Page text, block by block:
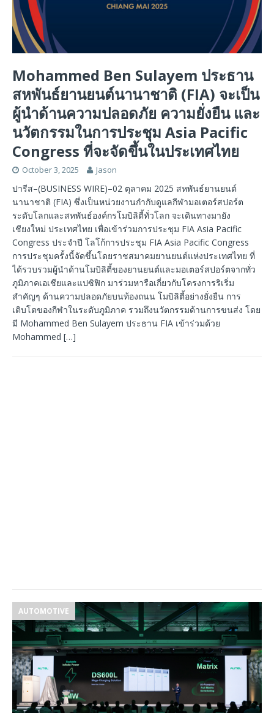
Mohammed Ben Sulayem ประธาน
สหพันธ์ยานยนต์นานาชาติ (FIA) จะเป็น
ผู้นำด้านความปลอดภัย ความยั่งยืน และ
นวัตกรรมในการประชุม Asia Pacific
Congress ที่จะจัดขึ้นในประเทศไทย
October 3, 2025 Jason
ปารีส–(BUSINESS WIRE)–02 ตุลาคม 2025 สหพันธ์ยานยนต์
นานาชาติ (FIA) ซึ่งเป็นหน่วยงานกำกับดูแลกีฬามอเตอร์สปอร์ต
ระดับโลกและสหพันธ์องค์กรโมบิลิตี้ทั่วโลก จะเดินทางมายัง
เชียงใหม่ ประเทศไทย เพื่อเข้าร่วมการประชุม FIA Asia Pacific
Congress ประจำปี โลโก้การประชุม FIA Asia Pacific Congress
การประชุมครั้งนี้จัดขึ้นโดยราชสมาคมยานยนต์แห่งประเทศไทย ที่
ได้รวบรวมผู้นำด้านโมบิลิตี้ของยานยนต์และมอเตอร์สปอร์ตจากทั่ว
ภูมิภาคเอเชียและแปซิฟิก มาร่วมหารือเกี่ยวกับโครงการริเริ่ม
สำคัญๆ ด้านความปลอดภัยบนท้องถนน โมบิลิตี้อย่างยั่งยืน การ
เติบโตของกีฬาในระดับภูมิภาค รวมถึงนวัตกรรมด้านการขนส่ง โดย
มี Mohammed Ben Sulayem ประธาน FIA เข้าร่วมด้วย
Mohammed […]
AUTOMOTIVE